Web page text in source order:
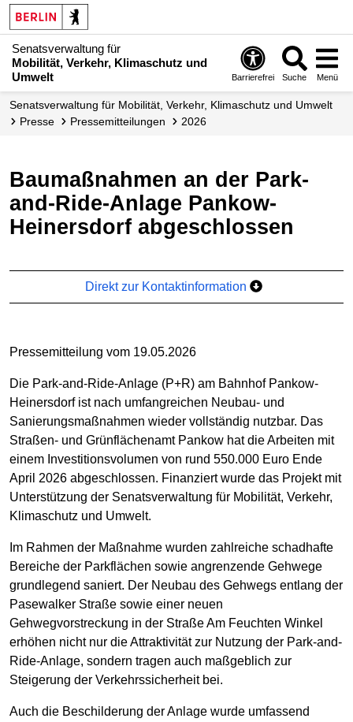
Senatsverwaltung für
Mobilität, Verkehr, Klimaschutz und
Umwelt
Barrierefrei Suche Menü
Senatsverwaltung für Mobilität, Verkehr, Klimaschutz und Umwelt
Presse
Presse­mitteilungen 2026
Baumaßnahmen an der Park-
and-Ride-Anlage Pankow-
Heinersdorf abgeschlossen
Direkt zur Kontaktinformation
Pressemitteilung vom 19.05.2026
Die Park-and-Ride-Anlage (P+R) am Bahnhof Pankow-
Heinersdorf ist nach umfangreichen Neubau- und
Sanierungsmaßnahmen wieder vollständig nutzbar. Das
Straßen- und Grünflächenamt Pankow hat die Arbeiten mit
einem Investitionsvolumen von rund 550.000 Euro Ende
April 2026 abgeschlossen. Finanziert wurde das Projekt mit
Unterstützung der Senatsverwaltung für Mobilität, Verkehr,
Klimaschutz und Umwelt.
Im Rahmen der Maßnahme wurden zahlreiche schadhafte
Bereiche der Parkflächen sowie angrenzende Gehwege
grundlegend saniert. Der Neubau des Gehwegs entlang der
Pasewalker Straße sowie einer neuen
Gehwegvorstreckung in der Straße Am Feuchten Winkel
erhöhen nicht nur die Attraktivität zur Nutzung der Park-and-
Ride-Anlage, sondern tragen auch maßgeblich zur
Steigerung der Verkehrssicherheit bei.
Auch die Beschilderung der Anlage wurde umfassend